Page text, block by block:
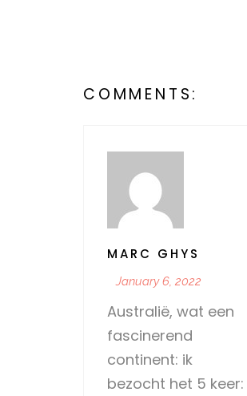
COMMENTS:
MARC GHYS
January 6, 2022
Australië, wat een
fascinerend
continent: ik
bezocht het 5 keer: